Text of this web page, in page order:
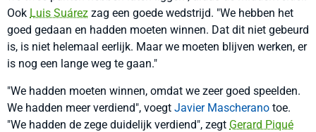
Ook Luis Suárez zag een goede wedstrijd. "We hebben het
goed gedaan en hadden moeten winnen. Dat dit niet gebeurd
is, is niet helemaal eerlijk. Maar we moeten blijven werken, er
is nog een lange weg te gaan."
"We hadden moeten winnen, omdat we zeer goed speelden.
We hadden meer verdiend", voegt Javier Mascherano toe.
"We hadden de zege duidelijk verdiend", zegt Gerard Piqué